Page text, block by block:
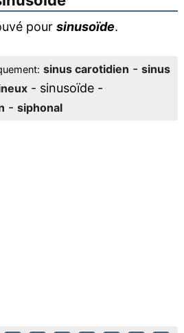
pour sinusoïde.
sinus carotidien - sinus
- sinusoïde -
- siphonal